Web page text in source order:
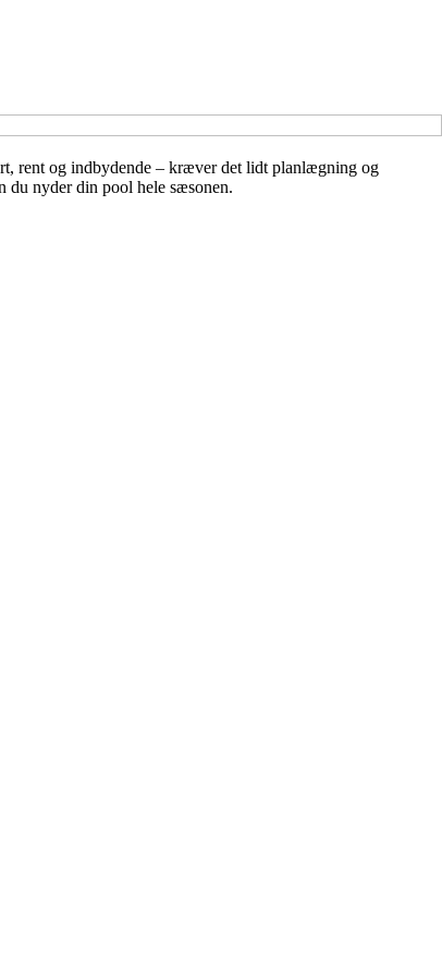
rent og indbydende – kræver det lidt planlægning og
du nyder din pool hele sæsonen.